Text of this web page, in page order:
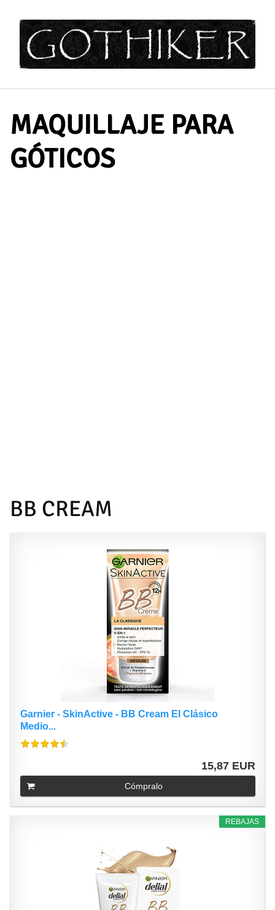
contenido
MAQUILLAJE PARA
GÓTICOS
BB CREAM
Garnier - SkinActive - BB Cream El Clásico
Medio...
15,87 EUR
Cómpralo
REBAJAS